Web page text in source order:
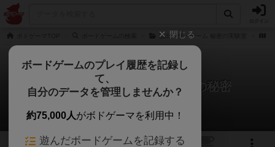
脱出：ザ・ゲーム 秘密の実験室
脱出：ザ・ゲーム プレミアの秘密
0件のリプレイ日記
1
閉じる
ボードゲームのプレイ履歴を記録し
て、
自分のデータを管理しませんか？
約75,000人がボドゲーマを利用中！
遊んだボードゲームを記録する